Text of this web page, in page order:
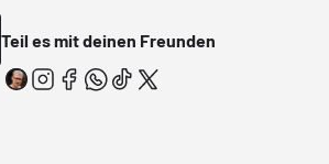
Teil es mit deinen Freunden